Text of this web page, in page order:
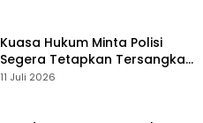
Kuasa Hukum Minta Polisi
Segera Tetapkan Tersangka
Usai Kasus Pencurian di Rumah
11 Juli 2026